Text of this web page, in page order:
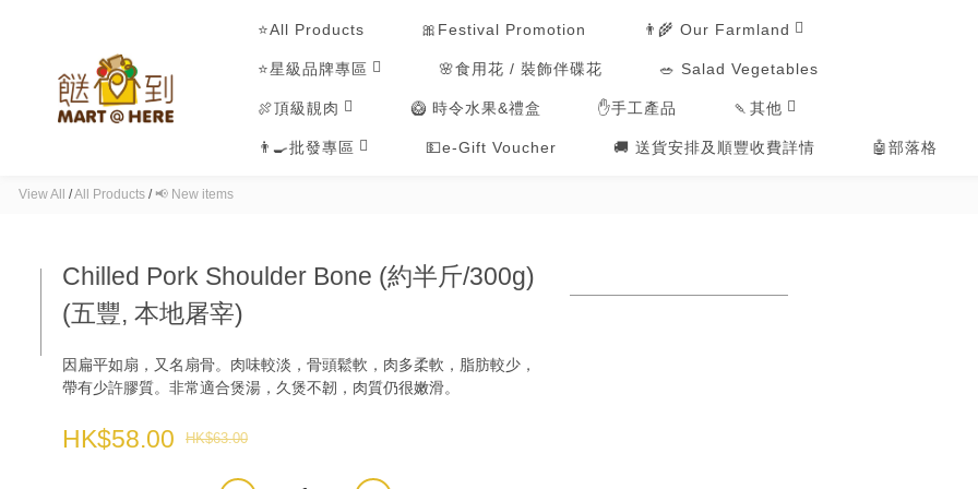
⭐All Products 🎀Festival Promotion 👨‍🌾 Our Farmland
⭐星級品牌專區 🌸食用花 / 裝飾伴碟花 🥗 Salad Vegetables
🍖頂級靚肉 🥝 時令水果&禮盒 ✋手工產品 🍡其他
👨‍🍳批發專區 💵e-Gift Voucher 🚚 送貨安排及順豐收費詳情 🤖部落格
View All /All Products / 📢 New items
Chilled Pork Shoulder Bone (約半斤/300g)
(五豐, 本地屠宰)
因扁平如扇，又名扇骨。肉味較淡，骨頭鬆軟，肉多柔軟，脂肪較少，
帶有少許膠質。非常適合煲湯，久煲不韌，肉質仍很嫩滑。
HK$63.00
HK$58.00